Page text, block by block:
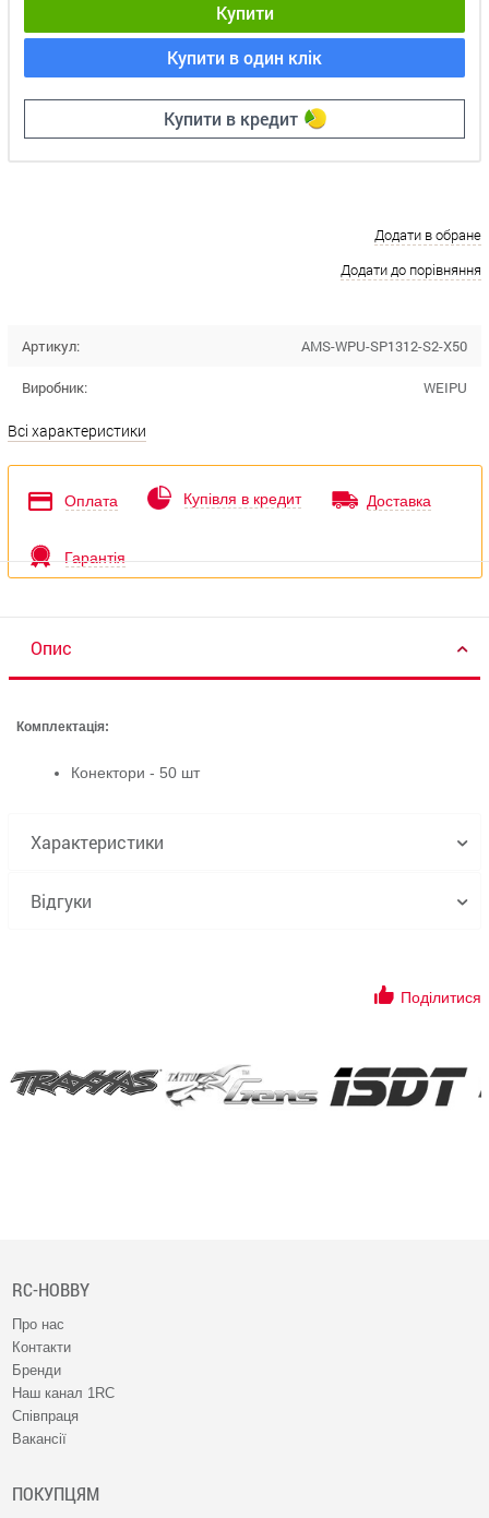
Купити
Купити в один клік
Купити в кредит
Додати в обране
Додати до порівняння
Артикул: AMS-WPU-SP1312-S2-X50
Виробник: WEIPU
Всі характеристики
Оплата Купівля в кредит Доставка
Гарантія
Опис
Комплектація:
Конектори - 50 шт
Характеристики
Відгуки
Поділитися
RC-HOBBY
Про нас
Контакти
Бренди
Наш канал 1RC
Співпраця
Вакансії
ПОКУПЦЯМ